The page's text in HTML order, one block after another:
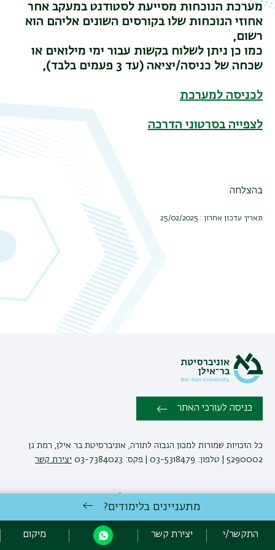
מערכת הנוכחות מסייעת לסטודנט במעקב אחר
אחוזי הנוכחות שלו בקורסים השונים אליהם הוא
רשום,
כמו כן ניתן לשלוח בקשות עבור ימי מילואים או
שכחה של כניסה/יציאה (עד 3 פעמים בלבד),
לכניסה למערכת
לצפייה בסרטוני הדרכה
בהצלחה
תאריך עדכון אחרון : 25/02/2025
כניסה לעורכי האתר
כל הזכויות שמורות למכון הגבוה לתורה, אוניברסיטת בר אילן, רמת גן
5290002 | טלפון: 03-5318479 | פקס: 03-7384023
יצירת קשר
מדיניות פרטיות
מתעניינים בלימודים?
התקשר/י יצירת קשר מיקום